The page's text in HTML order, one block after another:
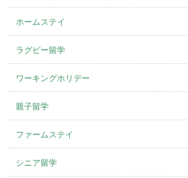
ホームステイ
ラグビー留学
ワーキングホリデー
親子留学
ファームステイ
シニア留学